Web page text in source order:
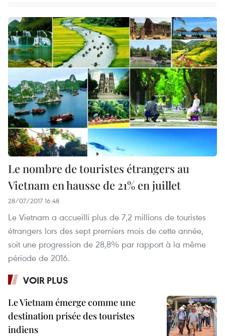
Le nombre de touristes étrangers au
Vietnam en hausse de 21% en juillet
28/07/2017 16:48
Le Vietnam a accueilli plus de 7,2 millions de touristes
étrangers lors des sept premiers mois de cette année,
soit une progression de 28,8% par rapport à la même
période de 2016.
VOIR PLUS
Le Vietnam émerge comme une
destination prisée des touristes
indiens